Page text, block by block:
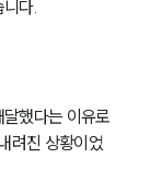
다.
했다는 이유로
려진 상황이었